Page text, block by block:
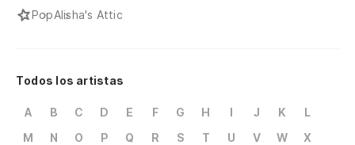
PopAlisha's Attic
Todos los artistas
A B C D E F G H I J K
L
M
N O P Q R S T U V W
X